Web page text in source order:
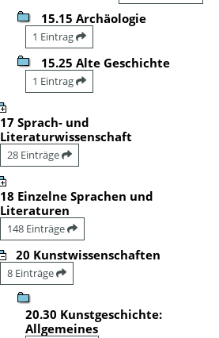
15.15 Archäologie
1 Eintrag
15.25 Alte Geschichte
1 Eintrag
17 Sprach- und
Literaturwissenschaft
28 Einträge
18 Einzelne Sprachen und
Literaturen
148 Einträge
20 Kunstwissenschaften
8 Einträge
20.30 Kunstgeschichte:
Allgemeines